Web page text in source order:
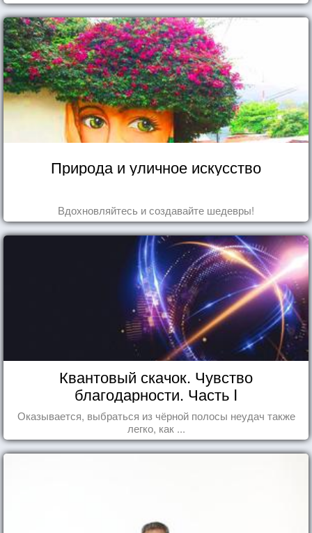
Природа и уличное искусство
Вдохновляйтесь и создавайте шедевры!
Квантовый скачок. Чувство
благодарности. Часть I
Оказывается, выбраться из чёрной полосы неудач также
легко, как ...